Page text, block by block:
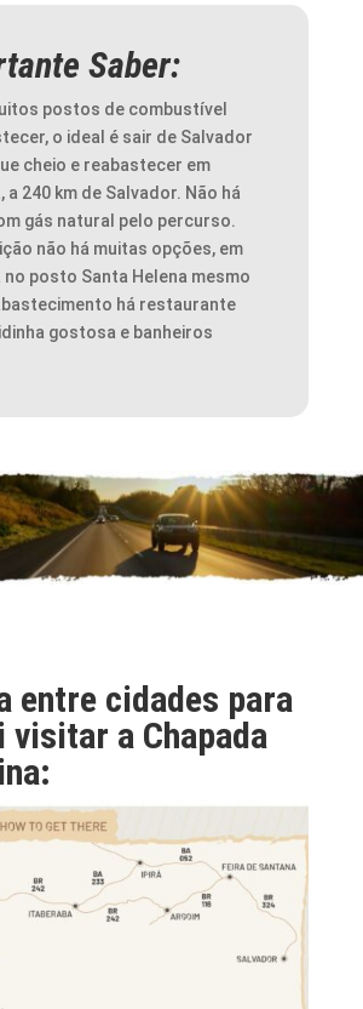
Saber:
postos de combustível
o ideal é sair de Salvador
cheio e reabastecer em
a 240 km de Salvador. Não há
gás natural pelo percurso.
não há muitas opções, em
no posto Santa Helena mesmo
há restaurante
gostosa e banheiros
entre cidades para
visitar a Chapada